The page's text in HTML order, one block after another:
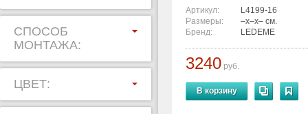
СПОСОБ
МОНТАЖА:
ЦВЕТ:
Артикул:
L4199-16
Размеры:
–x–x– см.
Бренд:
LEDEME
3240 руб.
В корзину